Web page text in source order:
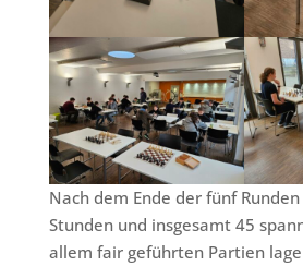
Nach dem Ende der fünf
Stunden und insgesamt 45
allem fair geführten Partien